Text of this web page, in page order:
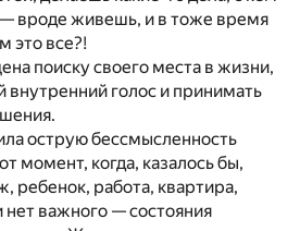
вроде живешь, и в тоже время
это все?!
поиску своего места в жизни,
голос и принимать
острую бессмысленность
момент, когда, казалось бы,
ребенок, работа, квартира,
важного — состояния